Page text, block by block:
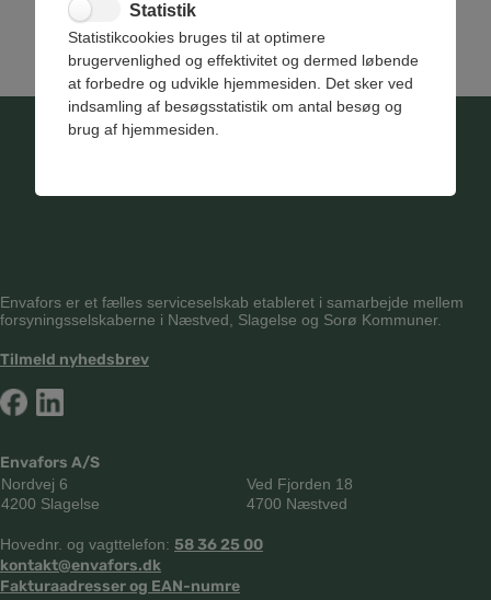
Envafors er et fælles serviceselskab etableret i samarbejde mellem
forsyningsselskaberne i Næstved, Slagelse og Sorø Kommuner.
Tilmeld nyhedsbrev
Envafors A/S
Nordvej 6
4200 Slagelse
Ved Fjorden 18
4700 Næstved
Hovednr. og vagttelefon: 58 36 25 00
kontakt@envafors.dk
Fakturaadresser og EAN-numre
Statistik
Statistikcookies bruges til at optimere
brugervenlighed og effektivitet og dermed løbende
at forbedre og udvikle hjemmesiden. Det sker ved
indsamling af besøgsstatistik om antal besøg og
brug af hjemmesiden.